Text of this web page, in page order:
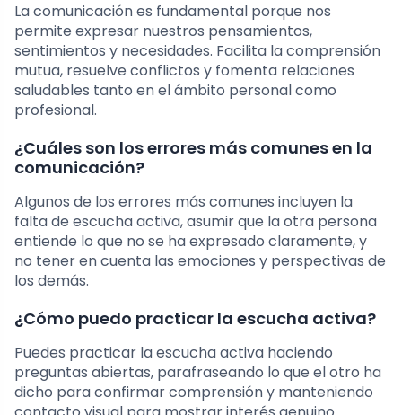
La comunicación es fundamental porque nos
permite expresar nuestros pensamientos,
sentimientos y necesidades. Facilita la comprensión
mutua, resuelve conflictos y fomenta relaciones
saludables tanto en el ámbito personal como
profesional.
¿Cuáles son los errores más comunes en la
comunicación?
Algunos de los errores más comunes incluyen la
falta de escucha activa, asumir que la otra persona
entiende lo que no se ha expresado claramente, y
no tener en cuenta las emociones y perspectivas de
los demás.
¿Cómo puedo practicar la escucha activa?
Puedes practicar la escucha activa haciendo
preguntas abiertas, parafraseando lo que el otro ha
dicho para confirmar comprensión y manteniendo